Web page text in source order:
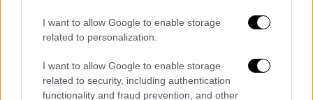
I want to allow Google to enable storage
related to personalization.
I want to allow Google to enable storage
related to security, including authentication
functionality and fraud prevention, and other
POPULAR VIDEOS